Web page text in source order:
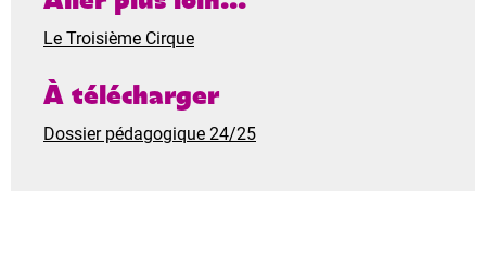
Le Troisième Cirque
À télécharger
Dossier pédagogique 24/25